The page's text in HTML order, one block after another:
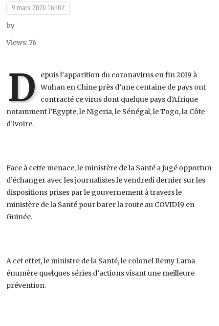
9 mars 2020 16h07
by
Views: 76
D epuis l’apparition du coronavirus en fin 2019 à
Wuhan en Chine près d’une centaine de pays ont
contracté ce virus dont quelque pays d’Afrique
notamment l’Egypte, le Nigeria, le Sénégal, le Togo, la Côte
d’ivoire.
Face à cette menace, le ministère de la Santé a jugé opportun
d’échanger avec les journalistes le vendredi dernier sur les
dispositions prises par le gouvernement à travers le
ministère de la Santé pour barer la route au COVID19 en
Guinée.
A cet effet, le ministre de la Santé, le colonel Remy Lama
énumère quelques séries d’actions visant une meilleure
prévention.